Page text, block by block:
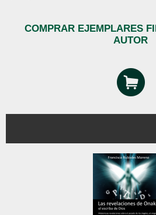
COMPRAR EJEMPLARES
AUTOR